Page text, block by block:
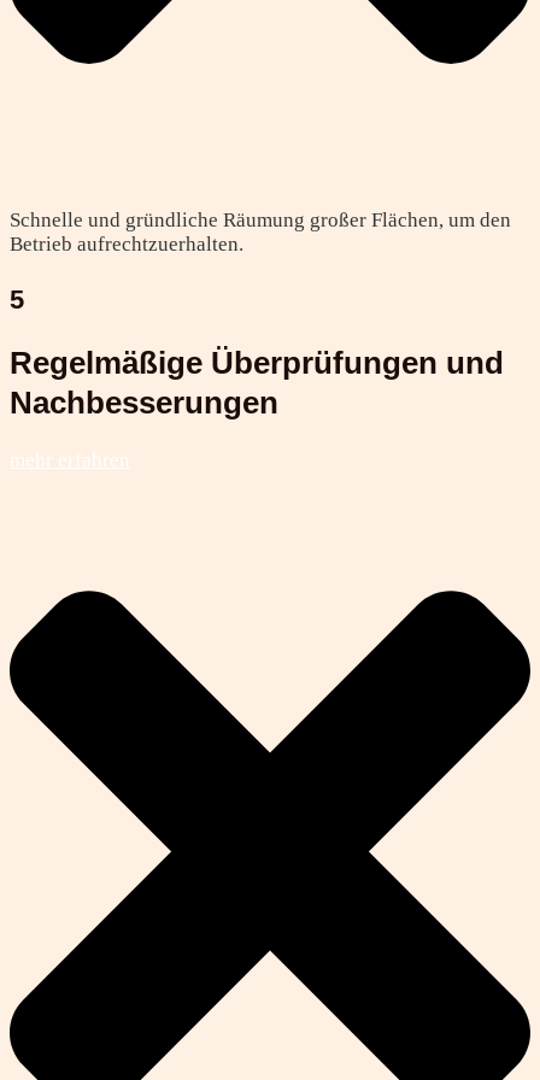
Schnelle und gründliche Räumung großer Flächen, um den
Betrieb aufrechtzuerhalten.
5
Regelmäßige Überprüfungen und
Nachbesserungen
mehr erfahren